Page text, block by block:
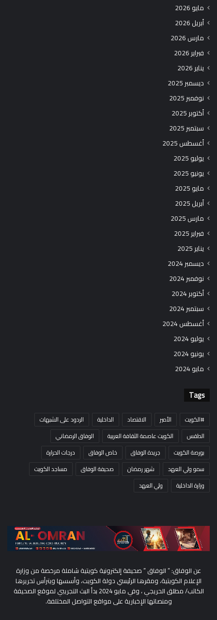
مايو 2026
أبريل 2026
مارس 2026
فبراير 2026
يناير 2026
ديسمبر 2025
نوفمبر 2025
أكتوبر 2025
سبتمبر 2025
أغسطس 2025
يوليو 2025
يونيو 2025
مايو 2025
أبريل 2025
مارس 2025
فبراير 2025
يناير 2025
ديسمبر 2024
نوفمبر 2024
أكتوبر 2024
سبتمبر 2024
أغسطس 2024
يوليو 2024
يونيو 2024
مايو 2024
Tags
#الكويت الأمير الاقتصاد الداخلية
الردود على الشبهات
الطقس
الكويت عاصمة الثقافة العربية
الوفاق الرمضاني
بورصة الكويت
جريدة الوفاق خاص الوفاق
درجات الحرارة
سمو ولي العهد
شهر رمضان صحيفة الوفاق
مساجد الكويت
وزارة الداخلية
ولي العهد
عن الوفاق: ” الوفاق ” صحيفة إلكترونية كويتية شاملة مرخصة من وزارة
الإعلام الكويتية، ومقرها الرئيسي دولة الكويت، وأسسها ويترأس تحريرها
الكاتب/ مطلق الحريجي ، وفي مايو 2024 بدأ البث التجريبي لموقع الصحيفة
ومنصاتها الإخبارية على مواقع التواصل المختلفة.